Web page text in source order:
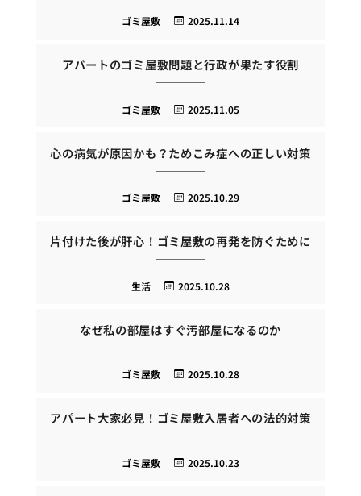
2025.11.14
ゴミ屋敷
アパートのゴミ屋敷問題と行政が果たす役割
2025.11.05
ゴミ屋敷
心の病気が原因かも？ためこみ症への正しい対策
2025.10.29
ゴミ屋敷
片付けた後が肝心！ゴミ屋敷の再発を防ぐために
2025.10.28
生活
なぜ私の部屋はすぐ汚部屋になるのか
2025.10.28
ゴミ屋敷
アパート大家必見！ゴミ屋敷入居者への法的対策
2025.10.23
ゴミ屋敷